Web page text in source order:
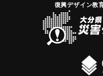
復興デザイン教